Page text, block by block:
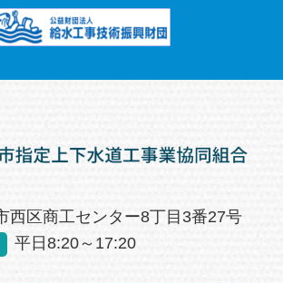
西区商工センター8丁目3番27号
平日8:20～17:20